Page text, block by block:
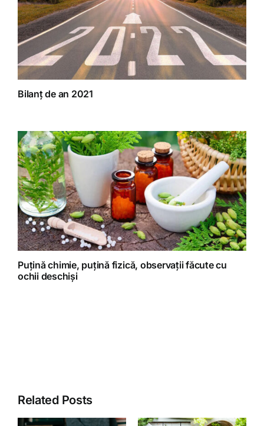
Bilanț de an 2021
Puțină chimie, puțină fizică, observații făcute cu
ochii deschiși
Related Posts